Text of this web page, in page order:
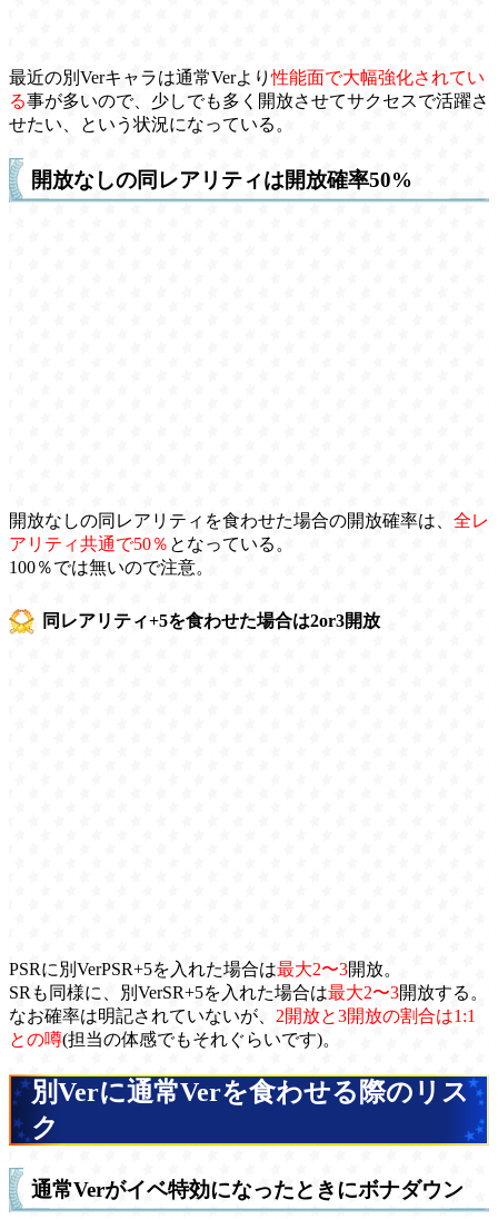
最近の別Verキャラは通常Verより性能面で大幅強化されてい
る事が多いので、少しでも多く開放させてサクセスで活躍さ
せたい、という状況になっている。
開放なしの同レアリティは開放確率50%
開放なしの同レアリティを食わせた場合の開放確率は、 全レ
アリティ共通で50％ となっている。
100％では無いので注意。
同レアリティ+5を食わせた場合は2or3開放
PSRに別VerPSR+5を入れた場合は最大2〜3開放。
SRも同様に、別VerSR+5を入れた場合は最大2〜3開放する。
なお確率は明記されていないが、 2開放と3開放の割合は1:1
との噂(担当の体感でもそれぐらいです)。
別Verに通常Verを食わせる際のリス
ク
通常Verがイベ特効になったときにボナダウン